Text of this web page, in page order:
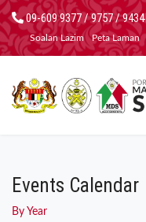
09-609 9377 / 9757 / 9434
Soalan Lazim Peta Laman
Events Calendar
By Year